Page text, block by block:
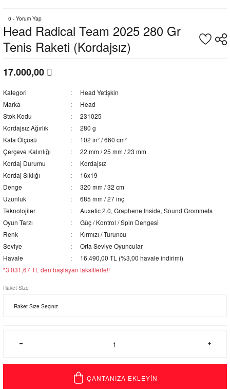
0 - Yorum Yap
Head Radical Team 2025 280 Gr
Tenis Raketi (Kordajsız)
17.000,00
Kategori
Head Yetişkin
Marka
Head
Stok Kodu
231025
Kordajsız Ağırlık
280 g
Kafa Ölçüsü
102 in² / 660 cm²
Çerçeve Kalınlığı
22 mm / 25 mm / 23 mm
Kordaj Durumu
Kordajsız
Kordaj Sıklığı
16x19
Denge
320 mm / 32 cm
Uzunluk
685 mm / 27 inç
Teknolojiler
Auxetic 2.0, Graphene Inside, Sound Grommets
Oyun Tarzı
Güç / Kontrol / Spin Dengesi
Renk
Kırmızı / Turuncu
Seviye
Orta Seviye Oyuncular
Havale
16.490,00 TL (%3,00 havale indirimi)
*3.031,67 TL den başlayan taksitlerle!!
Raket Size
ÇANTANIZA EKLEYİN